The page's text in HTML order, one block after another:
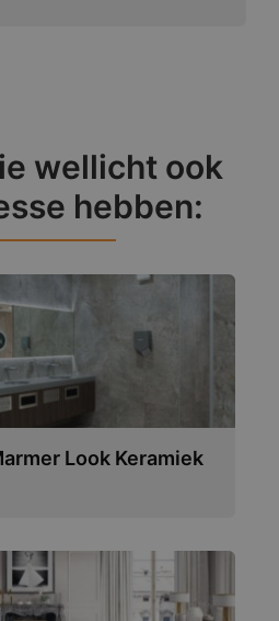
wellicht ook
hebben:
Look Keramiek